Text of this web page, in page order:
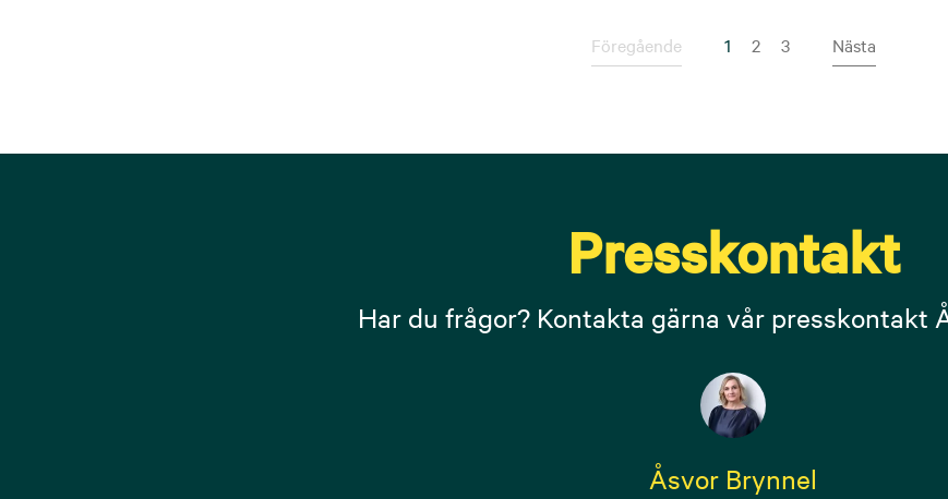
Föregående 1 (Nuvarande sida)
2 3 Nästa
Presskontakt
Har du frågor? Kontakta gärna vår presskontakt
Åsvor Brynnel